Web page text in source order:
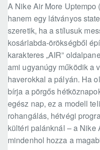
A Nike Air More Uptempo
hanem egy látványos
szeretik, ha a stílusuk
kosárlabda-örökségből
karakteres „AIR”
ami ugyanúgy működik a
haverokkal a pályán. Ha
bírja a pörgős
egész nap, ez a modell
rohangálás, hétvégi
kültéri palánknál – a Nike
mindenhol hozza a